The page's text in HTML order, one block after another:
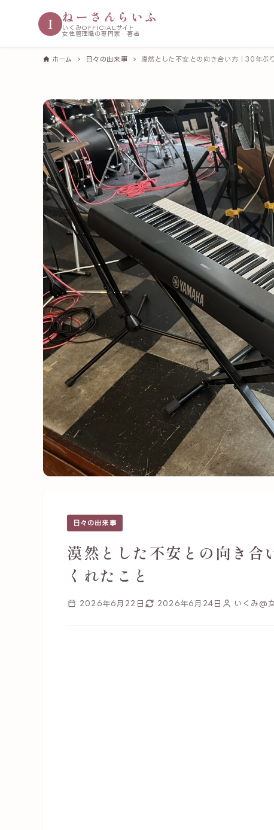
I ねーさんらいふ
いくみOFFICIALサイト
女性管理職の専門家・著者
ホーム 日々の出来事 漠然とした不安との向き合い方｜30年ぶ
日々の出来事
漠然とした不安との向き合
くれたこと
2026年6月22日 2026年6月24日 いくみ@